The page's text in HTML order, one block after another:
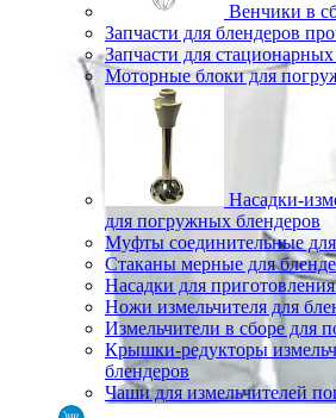
Венчики в
Запчасти для блендеров
Запчасти для
Моторные блоки для
Насадки-
для погружных блендеров
Муфты соединительные
Стаканы мерные для
Насадки для
Ножи измельчителя для
Измельчители в сборе для
Крышки-редукторы
блендеров
Чаши для измельчителей